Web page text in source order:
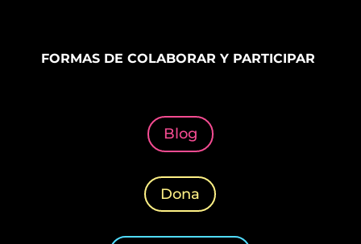
FORMAS DE COLABORAR Y PARTICIPAR
Blog
Dona